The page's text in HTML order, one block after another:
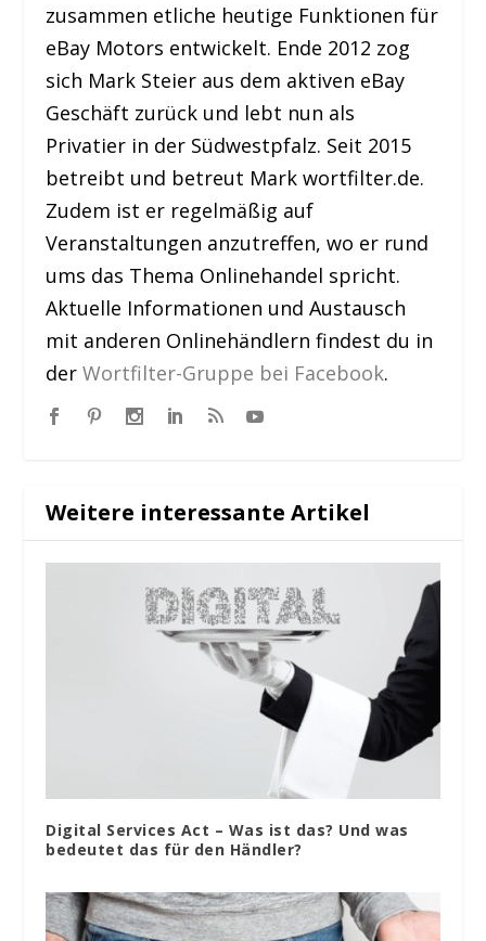
zusammen etliche heutige Funktionen für
eBay Motors entwickelt. Ende 2012 zog
sich Mark Steier aus dem aktiven eBay
Geschäft zurück und lebt nun als
Privatier in der Südwestpfalz. Seit 2015
betreibt und betreut Mark wortfilter.de.
Zudem ist er regelmäßig auf
Veranstaltungen anzutreffen, wo er rund
ums das Thema Onlinehandel spricht.
Aktuelle Informationen und Austausch
mit anderen Onlinehändlern findest du in
derWortfilter-Gruppe bei Facebook.
Weitere interessante Artikel
Digital Services Act – Was ist das? Und was
bedeutet das für den Händler?